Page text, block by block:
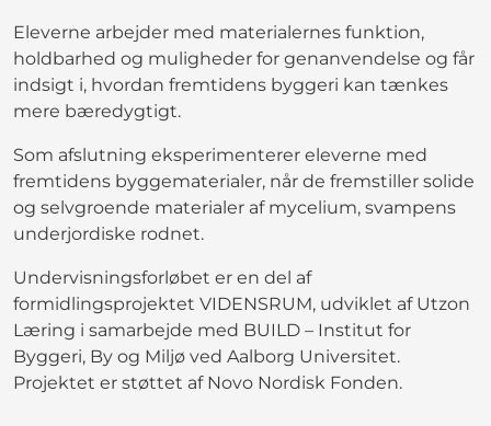
Eleverne arbejder med materialernes funktion,
holdbarhed og muligheder for genanvendelse og får
indsigt i, hvordan fremtidens byggeri kan tænkes
mere bæredygtigt.
Som afslutning eksperimenterer eleverne med
fremtidens byggematerialer, når de fremstiller solide
og selvgroende materialer af mycelium, svampens
underjordiske rodnet.
Undervisningsforløbet er en del af
formidlingsprojektet VIDENSRUM, udviklet af Utzon
Læring i samarbejde med BUILD – Institut for
Byggeri, By og Miljø ved Aalborg Universitet.
Projektet er støttet af Novo Nordisk Fonden.